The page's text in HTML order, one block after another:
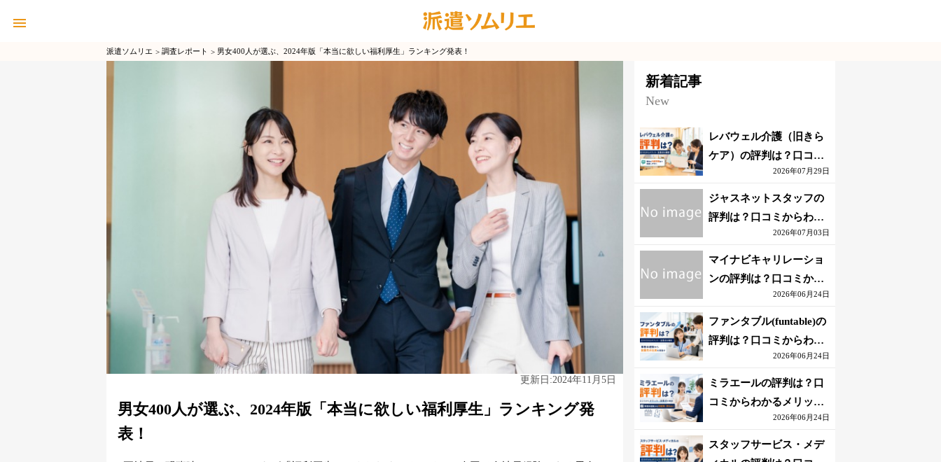
派遣ソムリエ 調査レポート 男女400人が選ぶ、2024年版「本当に欲しい福利厚生」ランキング発表！
更新日:2024年11月5日
男女400人が選ぶ、2024年版「本当に欲しい福利厚生」ランキング発
表！
新着記事
New
レバウェル介護（旧きら
ケア）の評判は？口コミ
からわかるメリット・注
意点を解説
2026年07月29日
ジャスネットスタッフの
評判は？口コミからわか
るメリット・注意点を解
説
2026年07月03日
マイナビキャリレーショ
ンの評判は？口コミから
わかるメリット・注意点
を解説
2026年06月24日
ファンタブル(funtable)の
評判は？口コミからわか
るメリット・注意点を解
説
2026年06月24日
ミラエールの評判は？口
コミからわかるメリッ
ト・注意点を解説2026年06月24日
スタッフサービス・メデ